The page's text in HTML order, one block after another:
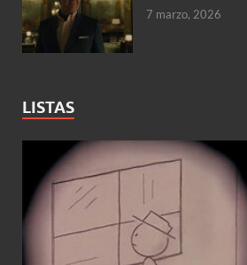
7 marzo, 2026
LISTAS